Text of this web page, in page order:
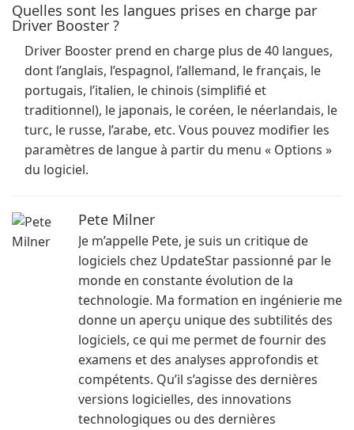
Quelles sont les langues prises en charge par
Driver Booster ?
Driver Booster prend en charge plus de 40 langues,
dont l’anglais, l’espagnol, l’allemand, le français, le
portugais, l’italien, le chinois (simplifié et
traditionnel), le japonais, le coréen, le néerlandais, le
turc, le russe, l’arabe, etc. Vous pouvez modifier les
paramètres de langue à partir du menu « Options »
du logiciel.
Pete Milner
Je m’appelle Pete, je suis un critique de
logiciels chez UpdateStar passionné par le
monde en constante évolution de la
technologie. Ma formation en ingénierie me
donne un aperçu unique des subtilités des
logiciels, ce qui me permet de fournir des
examens et des analyses approfondis et
compétents. Qu’il s’agisse des dernières
versions logicielles, des innovations
technologiques ou des dernières